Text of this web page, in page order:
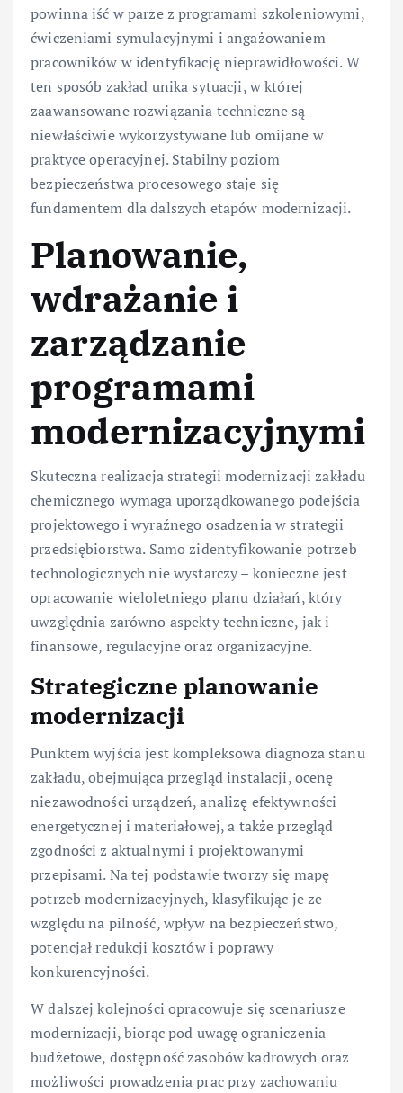
powinna iść w parze z programami szkoleniowymi,
ćwiczeniami symulacyjnymi i angażowaniem
pracowników w identyfikację nieprawidłowości. W
ten sposób zakład unika sytuacji, w której
zaawansowane rozwiązania techniczne są
niewłaściwie wykorzystywane lub omijane w
praktyce operacyjnej. Stabilny poziom
bezpieczeństwa procesowego staje się
fundamentem dla dalszych etapów modernizacji.
Planowanie,
wdrażanie i
zarządzanie
programami
modernizacyjnymi
Skuteczna realizacja strategii modernizacji zakładu
chemicznego wymaga uporządkowanego podejścia
projektowego i wyraźnego osadzenia w strategii
przedsiębiorstwa. Samo zidentyfikowanie potrzeb
technologicznych nie wystarczy – konieczne jest
opracowanie wieloletniego planu działań, który
uwzględnia zarówno aspekty techniczne, jak i
finansowe, regulacyjne oraz organizacyjne.
Strategiczne planowanie
modernizacji
Punktem wyjścia jest kompleksowa diagnoza stanu
zakładu, obejmująca przegląd instalacji, ocenę
niezawodności urządzeń, analizę efektywności
energetycznej i materiałowej, a także przegląd
zgodności z aktualnymi i projektowanymi
przepisami. Na tej podstawie tworzy się mapę
potrzeb modernizacyjnych, klasyfikując je ze
względu na pilność, wpływ na bezpieczeństwo,
potencjał redukcji kosztów i poprawy
konkurencyjności.
W dalszej kolejności opracowuje się scenariusze
modernizacji, biorąc pod uwagę ograniczenia
budżetowe, dostępność zasobów kadrowych oraz
możliwości prowadzenia prac przy zachowaniu